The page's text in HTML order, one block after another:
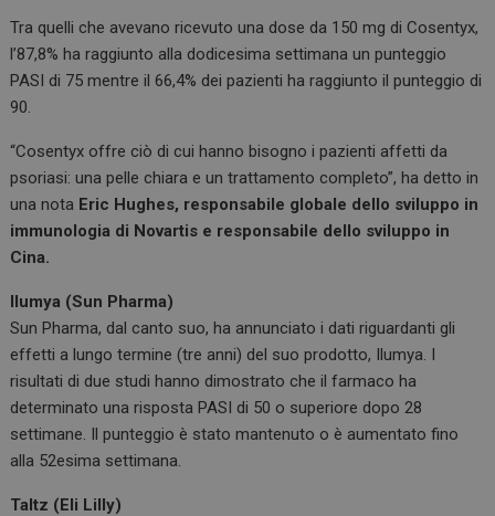
Tra quelli che avevano ricevuto una dose da 150 mg di Cosentyx,
l’87,8% ha raggiunto alla dodicesima settimana un punteggio
PASI di 75 mentre il 66,4% dei pazienti ha raggiunto il punteggio di
90.
“Cosentyx offre ciò di cui hanno bisogno i pazienti affetti da
psoriasi: una pelle chiara e un trattamento completo”, ha detto in
una nota Eric Hughes, responsabile globale dello sviluppo in
immunologia di Novartis e responsabile dello sviluppo in
Cina.
Ilumya (Sun Pharma)
Sun Pharma, dal canto suo, ha annunciato i dati riguardanti gli
effetti a lungo termine (tre anni) del suo prodotto, Ilumya. I
risultati di due studi hanno dimostrato che il farmaco ha
determinato una risposta PASI di 50 o superiore dopo 28
settimane. Il punteggio è stato mantenuto o è aumentato fino
alla 52esima settimana.
Taltz (Eli Lilly)